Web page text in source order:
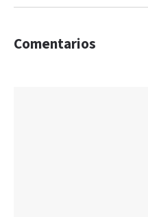
Comentarios